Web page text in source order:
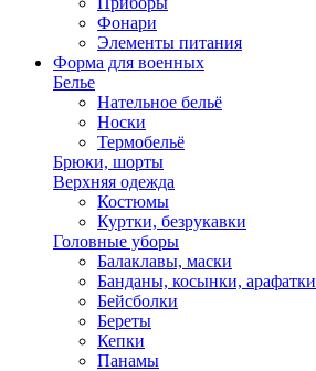
Фонари
Элементы питания
Форма для военных
Белье
Нательное бельё
Носки
Термобельё
Брюки, шорты
Верхняя одежда
Костюмы
Куртки, безрукавки
Головные уборы
Балаклавы, маски
Банданы, косынки, арафатки
Бейсболки
Береты
Кепки
Панамы